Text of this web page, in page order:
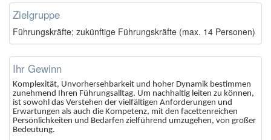
Zielgruppe
Führungskräfte; zukünftige Führungskräfte (max. 14 Personen)
Ihr Gewinn
Komplexität, Unvorhersehbarkeit und hoher Dynamik bestimmen
zunehmend Ihren Führungsalltag. Um nachhaltig leiten zu können,
ist sowohl das Verstehen der vielfältigen Anforderungen und
Erwartungen als auch die Kompetenz, mit den facettenreichen
Persönlichkeiten und Bedarfen zielführend umzugehen, von großer
Bedeutung.